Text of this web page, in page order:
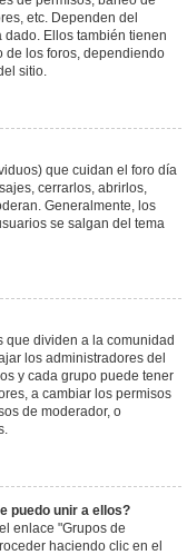
etc. Dependen del
Ellos también tienen
de los foros, dependiendo
sitio.
que cuidan el foro día
cerrarlos, abrirlos,
Generalmente, los
se salgan del tema
que dividen a la comunidad
los administradores del
y cada grupo puede tener
a cambiar los permisos
de moderador, o
puedo unir a ellos?
enlace "Grupos de
haciendo clic en el